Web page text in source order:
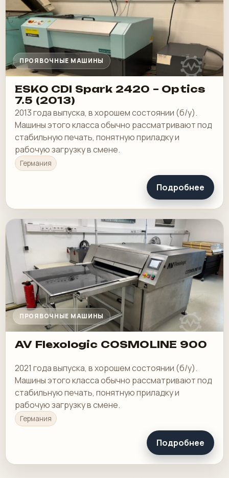
ПРОЯВОЧНЫЕ МАШИНЫ
ESKO CDI Spark 2420 – Optics
7.5 (2013)
2013 года выпуска, в хорошем состоянии (б/у).
Машины этого класса обычно рассматривают под
стабильную печать, понятную приладку и
рабочую загрузку в смене.
Германия
Подробнее
ПРОЯВОЧНЫЕ МАШИНЫ
AV Flexologic COSMOLINE 900
2021 года выпуска, в хорошем состоянии (б/у).
Машины этого класса обычно рассматривают под
стабильную печать, понятную приладку и
рабочую загрузку в смене.
Германия
Подробнее